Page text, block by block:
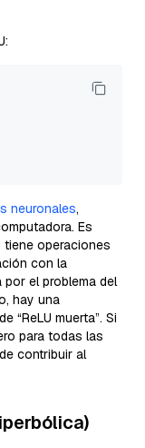
neuronales,
Es
operaciones
con la
el problema del
hay una
“ReLU muerta”. Si
para todas las
contribuir al